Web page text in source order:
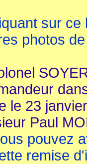
sur
photos
le 23
Paul
pouvez
remise